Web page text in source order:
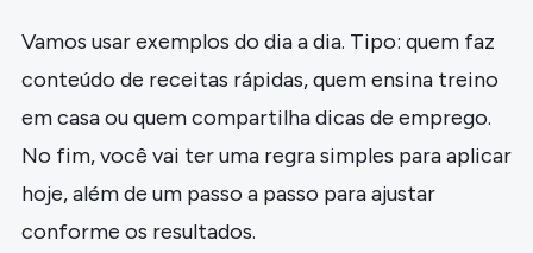
Vamos usar exemplos do dia a dia. Tipo: quem faz
conteúdo de receitas rápidas, quem ensina treino
em casa ou quem compartilha dicas de emprego.
No fim, você vai ter uma regra simples para aplicar
hoje, além de um passo a passo para ajustar
conforme os resultados.